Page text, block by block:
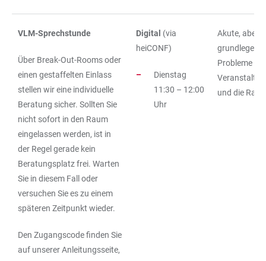
VLM-Sprechstunde
Über Break-Out-Rooms oder
einen gestaffelten Einlass
stellen wir eine individuelle
Beratung sicher. Sollten Sie
nicht sofort in den Raum
eingelassen werden, ist in
der Regel gerade kein
Beratungsplatz frei. Warten
Sie in diesem Fall oder
versuchen Sie es zu einem
späteren Zeitpunkt wieder.
Den Zugangscode finden Sie
auf unserer Anleitungsseite,
Digital (via
heiCONF)
Dienstag
11:30 – 12:00
Uhr
Akute, aber
Probleme
und die